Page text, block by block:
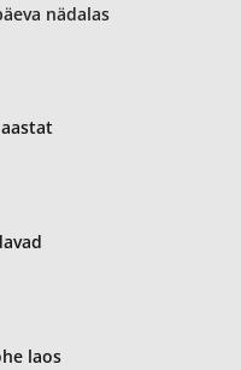
nädalas
laos